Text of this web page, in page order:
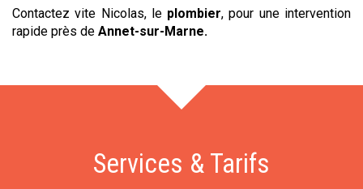
Contactez vite Nicolas, le plombier, pour une intervention
rapide près de Annet-sur-Marne.
Services & Tarifs